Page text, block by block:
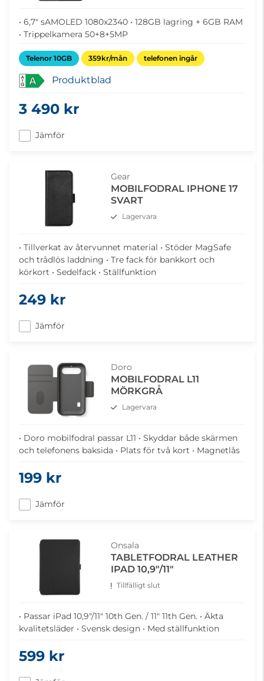
• 6,7" sAMOLED 1080x2340 • 128GB lagring + 6GB RAM
• Trippelkamera 50+8+5MP
Telenor 10GB 359kr/mån telefonen ingår
A Produktblad
3 490 kr
Jämför
Gear
MOBILFODRAL IPHONE 17
SVART
Lagervara
• Tillverkat av återvunnet material • Stöder MagSafe
och trådlös laddning • Tre fack för bankkort och
körkort • Sedelfack • Ställfunktion
249 kr
Jämför
Doro
MOBILFODRAL L11
MÖRKGRÅ
Lagervara
• Doro mobilfodral passar L11 • Skyddar både skärmen
och telefonens baksida • Plats för två kort • Magnetlås
199 kr
Jämför
Onsala
TABLETFODRAL LEATHER
IPAD 10,9"/11"
Tillfälligt slut
• Passar iPad 10,9"/11" 10th Gen. / 11" 11th Gen. • Äkta
kvalitetsläder • Svensk design • Med ställfunktion
599 kr